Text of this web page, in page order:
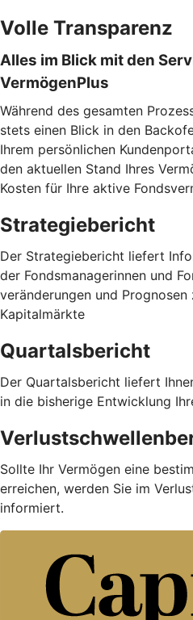
Volle Transparenz
Alles im Blick mit den
VermögenPlus
Während des gesamten
stets einen Blick in den
Ihrem persönlichen
den aktuellen Stand Ihres
Kosten für Ihre aktive
Strategiebericht
Der Strategiebericht liefert
der Fondsmanagerinnen und
veränderungen und
Kapitalmärkte
Quartalsbericht
Der Quartalsbericht liefert
in die bisherige Entwicklung
Sollte Ihr Vermögen eine
erreichen, werden Sie im
informiert.